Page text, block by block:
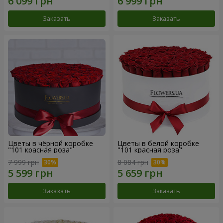
Заказать Заказать
Цветы в чёрной коробке
"101 красная роза"
7 999 грн
Заказать
Цветы в белой коробке
"101 красная роза"
8 084 грн
Заказать